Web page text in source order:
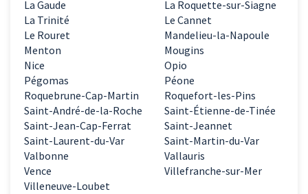
La Gaude
La Roquette-sur-Siagne
La Trinité
Le Cannet
Le Rouret
Mandelieu-la-Napoule
Menton
Mougins
Nice
Opio
Pégomas
Péone
Roquebrune-Cap-Martin
Roquefort-les-Pins
Saint-André-de-la-Roche
Saint-Étienne-de-Tinée
Saint-Jean-Cap-Ferrat
Saint-Jeannet
Saint-Laurent-du-Var
Saint-Martin-du-Var
Valbonne
Vallauris
Vence
Villefranche-sur-Mer
Villeneuve-Loubet